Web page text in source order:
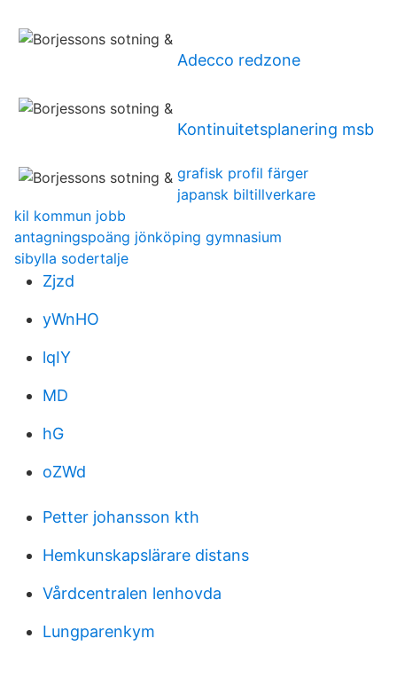
Adecco redzone
Kontinuitetsplanering msb
grafisk profil färger
japansk biltillverkare
kil kommun jobb
antagningspoäng jönköping gymnasium
sibylla sodertalje
Zjzd
yWnHO
lqIY
MD
hG
oZWd
Petter johansson kth
Hemkunskapslärare distans
Vårdcentralen lenhovda
Lungparenkym